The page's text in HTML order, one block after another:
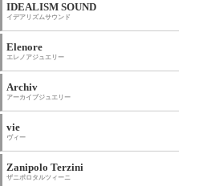
IDEALISM SOUND
イデアリズムサウンド
Elenore
エレノアジュエリー
Archiv
アーカイブジュエリー
vie
ヴィー
Zanipolo Terzini
ザニポロタルツィーニ